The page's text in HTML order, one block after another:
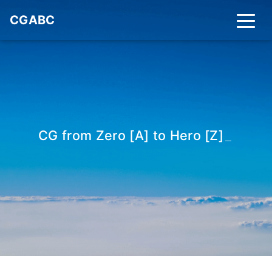
CGABC
CG from Zero [A] to Hero [Z]